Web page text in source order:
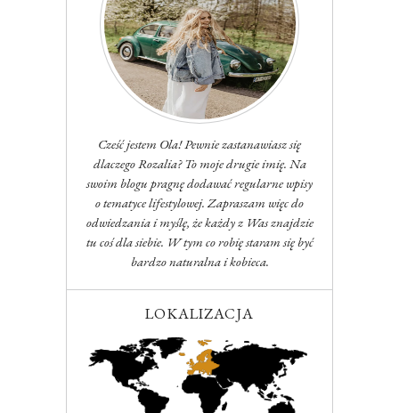
Cześć jestem Ola! Pewnie zastanawiasz się
dlaczego Rozalia? To moje drugie imię. Na
swoim blogu pragnę dodawać regularne wpisy
o tematyce lifestylowej. Zapraszam więc do
odwiedzania i myślę, że każdy z Was znajdzie
tu coś dla siebie. W tym co robię staram się być
bardzo naturalna i kobieca.
LOKALIZACJA